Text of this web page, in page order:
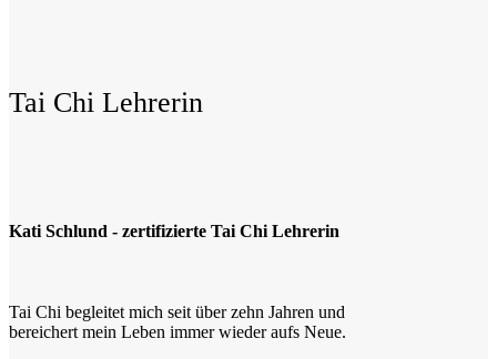
Tai Chi Lehrerin
Kati Schlund - zertifizierte Tai Chi Lehrerin
Tai Chi begleitet mich seit über zehn Jahren und
bereichert mein Leben immer wieder aufs Neue.